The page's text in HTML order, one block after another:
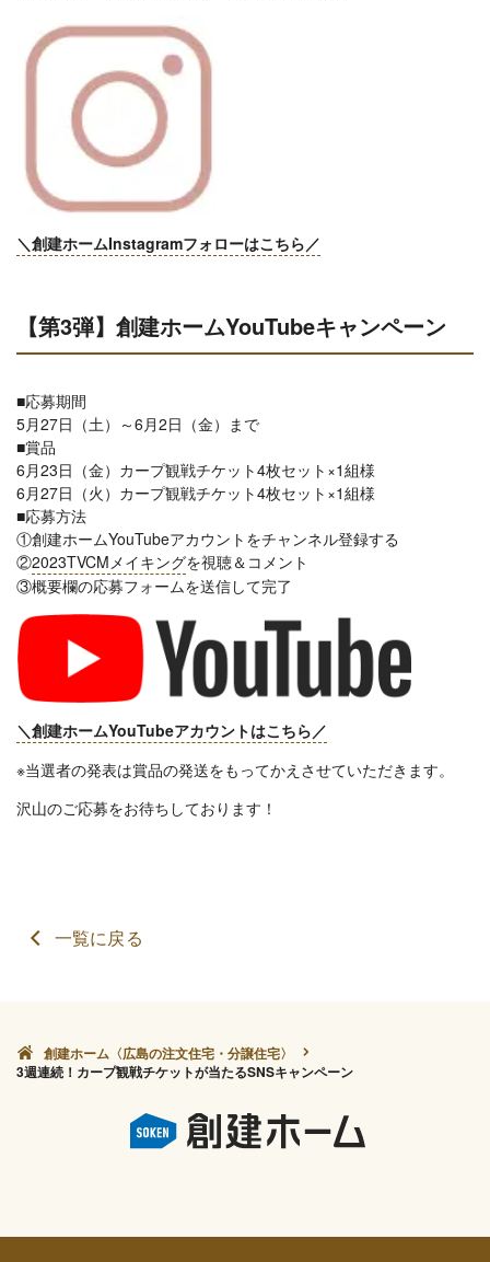
＼創建ホームInstagramフォローはこちら／
【第3弾】創建ホームYouTubeキャンペーン
■応募期間
5月27日（土）～6月2日（金）まで
■賞品
6月23日（金） カープ観戦チケット4枚セット×1組様
6月27日（火） カープ観戦チケット4枚セット ×1組様
■応募方法
①創建ホームYouTubeアカウントをチャンネル登録する
②2023TVCMメイキングを視聴＆コメント
③概要欄の応募フォームを送信して完了
＼創建ホームYouTubeアカウントはこちら／
※当選者の発表は賞品の発送をもってかえさせていただきます。
沢山のご応募をお待ちしております！
一覧に戻る
創建ホーム〈広島の注文住宅・分譲住宅〉
3週連続！カープ観戦チケットが当たるSNSキャンペーン